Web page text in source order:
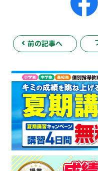
前の記事へ